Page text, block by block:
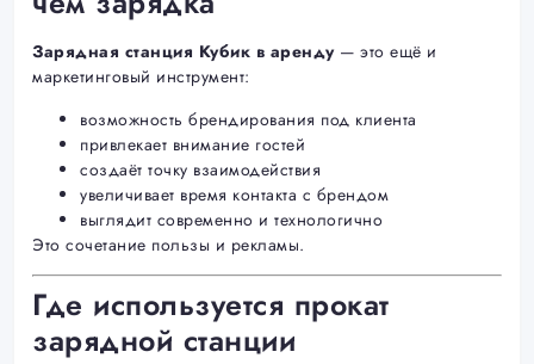
Зарядная станция Кубик в аренду— это ещё и
маркетинговый инструмент:
возможность брендирования под клиента
привлекает внимание гостей
создаёт точку взаимодействия
увеличивает время контакта с брендом
выглядит современно и технологично
Это сочетание пользы и рекламы.
Где используется прокат
зарядной станции